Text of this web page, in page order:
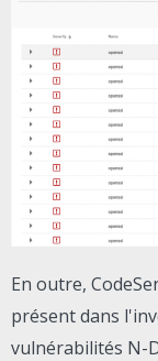
En outre,
présent dans
vulnérabilités N-